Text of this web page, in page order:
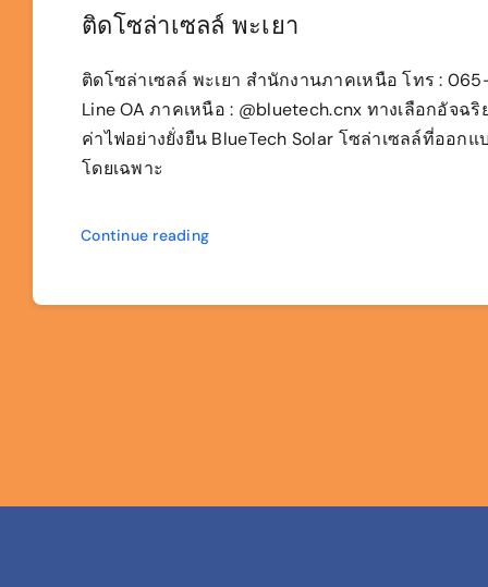
ติดโซล่าเซลล์ พะเยา
ติดโซล่าเซลล์ พะเยา สำนักงานภาคเหนือ โทร :
Line OA ภาคเหนือ : @bluetech.cnx ทางเลือกอัจฉ
ค่าไฟอย่างยั่งยืน BlueTech Solar โซล่าเซลล์ที่ออก
โดยเฉพาะ
Continue reading